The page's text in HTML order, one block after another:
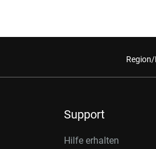
Support
Hilfe erhalten